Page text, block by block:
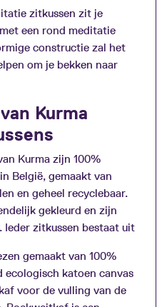
zitkussen zit je
een rond meditatie
constructie zal het
om je bekken naar
Kurma
Kurma zijn 100%
België, gemaakt van
en geheel recyclebaar.
gekleurd en zijn
zitkussen bestaat uit
gemaakt van 100%
ecologisch katoen canvas
voor de vulling van de